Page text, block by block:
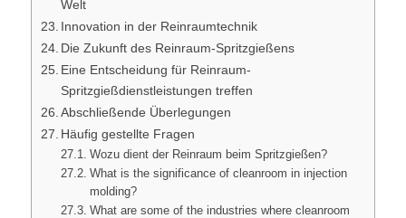
Welt
Innovation in der Reinraumtechnik
Die Zukunft des Reinraum-Spritzgießens
Eine Entscheidung für Reinraum-
Spritzgießdienstleistungen treffen
Abschließende Überlegungen
Häufig gestellte Fragen
Wozu dient der Reinraum beim Spritzgießen?
What is the significance of cleanroom in injection
molding?
What are some of the industries where cleanroom